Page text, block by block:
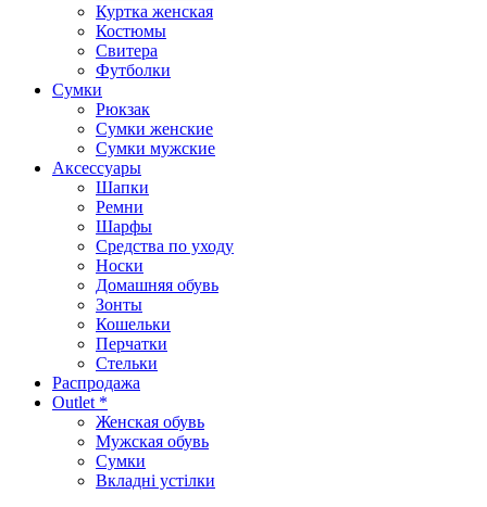
Куртка женская
Костюмы
Свитера
Футболки
Сумки
Рюкзак
Сумки женские
Сумки мужские
Аксеcсуары
Шапки
Ремни
Шарфы
Средства по уходу
Носки
Домашняя обувь
Зонты
Кошельки
Перчатки
Стельки
Распродажа
Outlet *
Женская обувь
Мужская обувь
Сумки
Вкладні устілки